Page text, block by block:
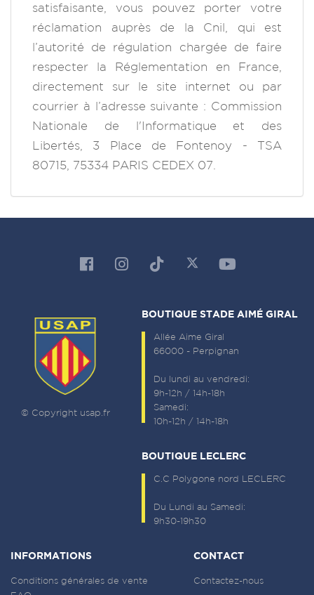
satisfaisante, vous pouvez porter votre
réclamation auprès de la Cnil, qui est
l’autorité de régulation chargée de faire
respecter la Réglementation en France,
directement sur le site internet ou par
courrier à l’adresse suivante : Commission
Nationale de l'Informatique et des
Libertés, 3 Place de Fontenoy - TSA
80715, 75334 PARIS CEDEX 07.
© Copyright usap.fr
BOUTIQUE STADE AIMÉ GIRAL
Allée Aime Giral
66000 - Perpignan
Du lundi au vendredi:
9h-12h / 14h-18h
Samedi:
10h-12h / 14h-18h
BOUTIQUE LECLERC
C.C Polygone nord LECLERC
Du Lundi au Samedi:
9h30-19h30
INFORMATIONS
Conditions générales de vente
CONTACT
Contactez-nous